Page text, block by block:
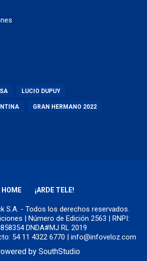
LUCIO DUPUY
GRAN HERMANO 2022
HOME ¡ARDE TELE!
S.A. - Todos los derechos reservados.
| Número de Edición 2563 | RNPI:
DNDA#MJ RL 2019
54 11 4322 6770 | info@infoveloz.com
by SouthStudio